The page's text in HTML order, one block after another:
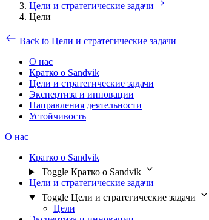
Цели и стратегические задачи
Цели
Back to Цели и стратегические задачи
О нас
Кратко о Sandvik
Цели и стратегические задачи
Экспертиза и инновации
Направления деятельности
Устойчивость
О нас
Кратко о Sandvik
Toggle Кратко о Sandvik
Цели и стратегические задачи
Toggle Цели и стратегические задачи
Цели